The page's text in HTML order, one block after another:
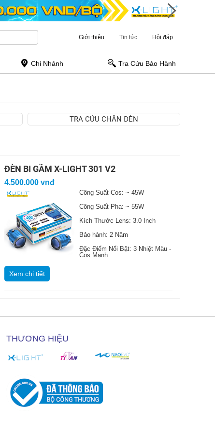
Giới thiệu Tin tức Hỏi đáp
Chi Nhánh Tra Cứu Bảo Hành
TRA CỨU CHÂN ĐÈN
ĐÈN BI GẦM X-LIGHT 301 V2
4.500.000 vnđ
Công Suất Cos: ~ 45W
Công Suất Pha: ~ 55W
Kích Thước Lens: 3.0 Inch
Bảo hành: 2 Năm
Đặc Điểm Nổi Bật: 3 Nhiệt Màu -
Cos Mạnh
Xem chi tiết
THƯƠNG HIỆU